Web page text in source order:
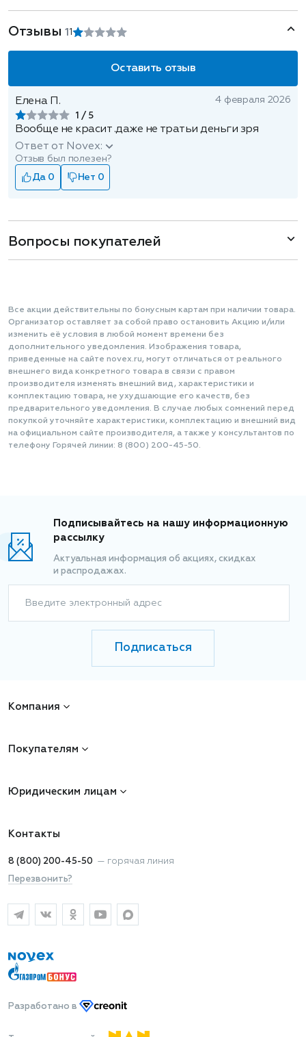
Отзывы1 1
Оставить отзыв
Елена П.
1
4 февраля 2026
Вообще не красит .даже не тратьи деньги зря
Ответ от Novex:
Отзыв был полезен?
Да 0
Нет 0
Вопросы покупателей
Все акции действительны по бонусным картам при наличии товара.
Организатор оставляет за собой право остановить Акцию и/или
изменить её условия в любой момент времени без
дополнительного уведомления. Изображения товара,
приведенные на сайте novex.ru, могут отличаться от реального
внешнего вида конкретного товара в связи с правом
производителя изменять внешний вид, характеристики и
комплектацию товара, не ухудшающие его качеств, без
предварительного уведомления. В случае любых сомнений перед
покупкой уточняйте характеристики, комплектацию и внешний вид
на официальном сайте производителя, а также у консультантов по
телефону Горячей линии: 8 (800) 200-45-50.
Подписывайтесь на нашу информационную
рассылку
Актуальная информация об акциях, скидках
и распродажах.
Введите электронный адрес
Подписаться
Компания
Покупателям
Юридическим лицам
Контакты
8 (800) 200-45-50 — горячая линия
Перезвонить?
Разработано в